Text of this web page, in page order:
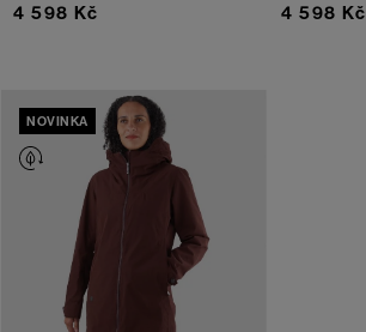
4 598 Kč 4 598 Kč
NOVINKA